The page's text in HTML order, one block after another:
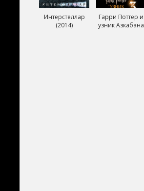
Интерстеллар
(2014)
Гарри Поттер и
узник Азкабана